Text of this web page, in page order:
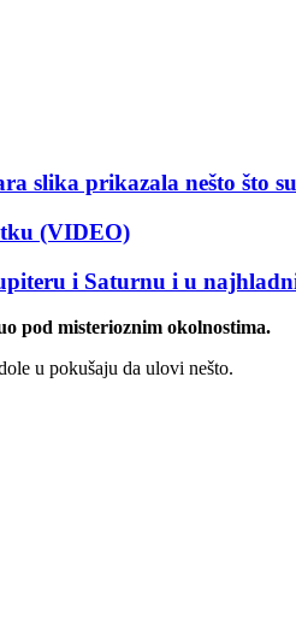
prikazala nešto što
(VIDEO)
i Saturnu i u
pod misterioznim okolnostima.
u pokušaju da ulovi nešto.